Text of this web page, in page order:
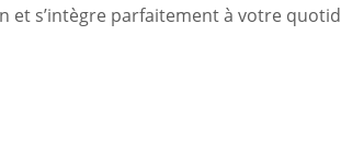
et s’intègre parfaitement à votre